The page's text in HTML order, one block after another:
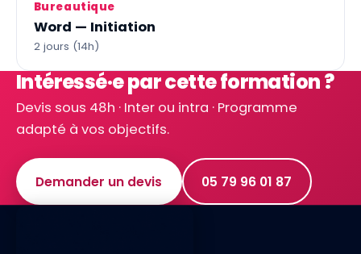
Bureautique
Word — Initiation
2 jours (14h)
Intéressé·e par cette formation ?
Devis sous 48h · Inter ou intra · Programme
adapté à vos objectifs.
Demander un devis 05 79 96 01 87